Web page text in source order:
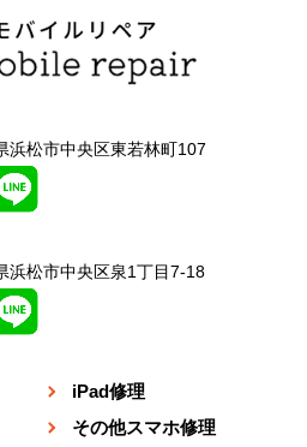
浜松市中央区東若林町107
浜松市中央区泉1丁目7-18
iPad修理
その他スマホ修理